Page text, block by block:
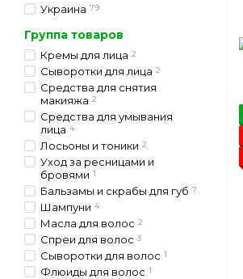
Украина 79
Группа товаров
Кремы для лица 2
Сыворотки для лица 2
Средства для снятия
макияжа 2
Средства для умывания
лица 4
Лосьоны и тоники 2
Уход за ресницами и
бровями 1
Бальзамы и скрабы для губ 7
Шампуни 4
Масла для волос 2
Спреи для волос 3
Сыворотки для волос 1
Флюиды для волос 1